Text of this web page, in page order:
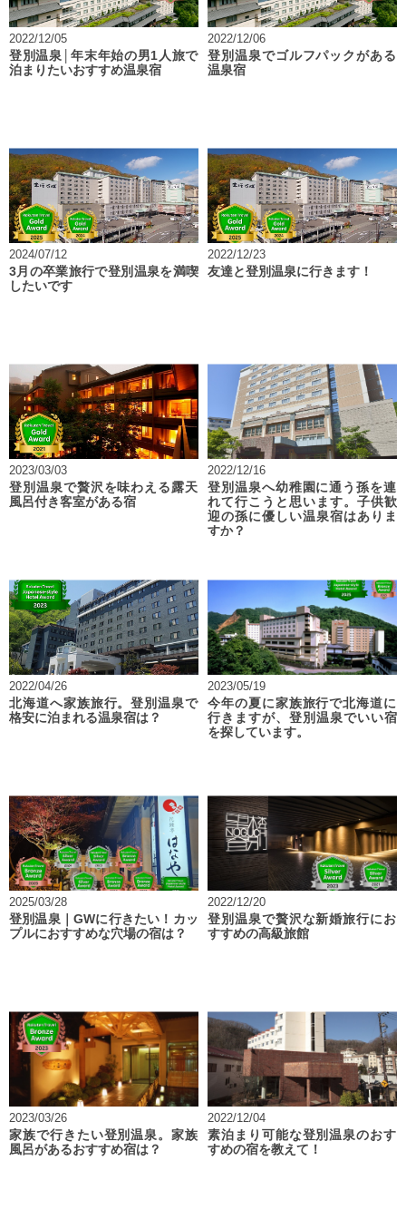
2022/12/05
登別温泉│年末年始の男1人旅で
泊まりたいおすすめ温泉宿
2022/12/06
登別温泉でゴルフパックがある
温泉宿
2024/07/12
3月の卒業旅行で登別温泉を満喫
したいです
2022/12/23
友達と登別温泉に行きます！
2023/03/03
登別温泉で贅沢を味わえる露天
風呂付き客室がある宿
2022/12/16
登別温泉へ幼稚園に通う孫を連
れて行こうと思います。子供歓
迎の孫に優しい温泉宿はありま
すか？
2022/04/26
北海道へ家族旅行。登別温泉で
格安に泊まれる温泉宿は？
2023/05/19
今年の夏に家族旅行で北海道に
行きますが、登別温泉でいい宿
を探しています。
2025/03/28
登別温泉｜GWに行きたい！カッ
プルにおすすめな穴場の宿は？
2022/12/20
登別温泉で贅沢な新婚旅行にお
すすめの高級旅館
2023/03/26
家族で行きたい登別温泉。家族
風呂があるおすすめ宿は？
2022/12/04
素泊まり可能な登別温泉のおす
すめの宿を教えて！